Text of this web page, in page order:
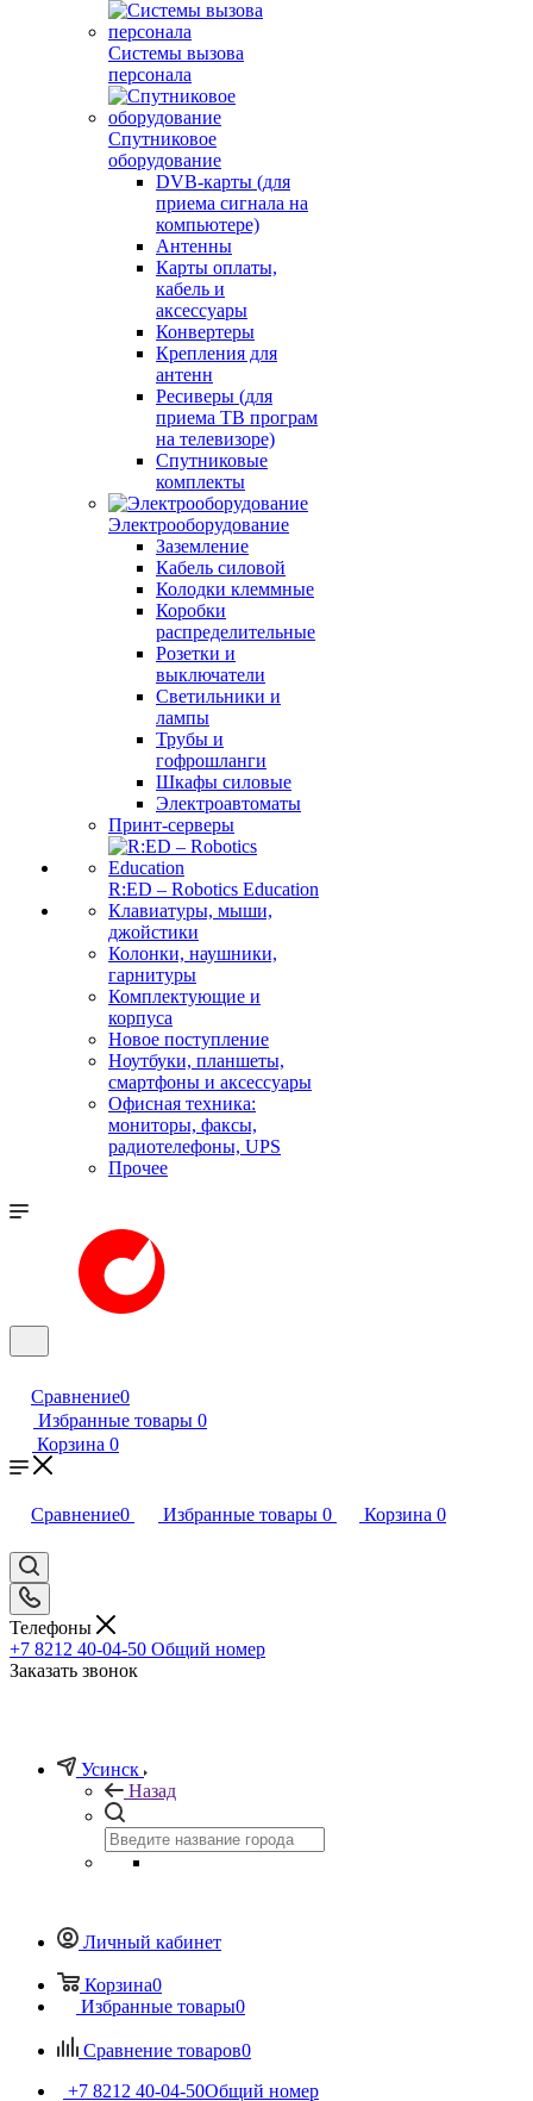
Системы вызова
персонала
Спутниковое
оборудование
DVB-карты (для
приема сигнала на
компьютере)
Антенны
Карты оплаты,
кабель и
аксессуары
Конвертеры
Крепления для
антенн
Ресиверы (для
приема ТВ програм
на телевизоре)
Спутниковые
комплекты
Электрооборудование
Заземление
Кабель силовой
Колодки клеммные
Коробки
распределительные
Розетки и
выключатели
Светильники и
лампы
Трубы и
гофрошланги
Шкафы силовые
Электроавтоматы
Принт-серверы
R:ED – Robotics Education
Клавиатуры, мыши,
джойстики
Колонки, наушники,
гарнитуры
Комплектующие и
корпуса
Новое поступление
Ноутбуки, планшеты,
смартфоны и аксессуары
Офисная техника:
мониторы, факсы,
радиотелефоны, UPS
Прочее
Сравнение0
Избранные товары 0
Корзина 0
Сравнение0 Избранные товары 0 Корзина 0
Телефоны
+7 8212 40-04-50 Общий номер
Заказать звонок
Усинск
Назад
Личный кабинет
Корзина0
Избранные товары0
Сравнение товаров0
+7 8212 40-04-50Общий номер